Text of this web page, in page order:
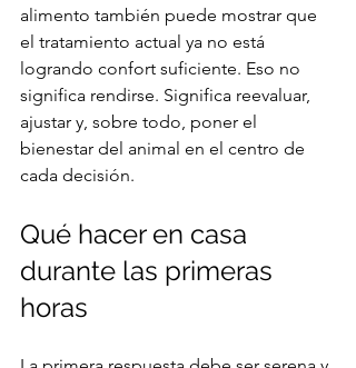
alimento también puede mostrar que
el tratamiento actual ya no está
logrando confort suficiente. Eso no
significa rendirse. Significa reevaluar,
ajustar y, sobre todo, poner el
bienestar del animal en el centro de
cada decisión.
Qué hacer en casa
durante las primeras
horas